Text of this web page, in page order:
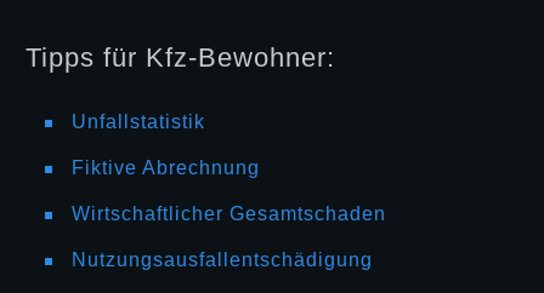
Tipps für Kfz-Bewohner:
Unfallstatistik
Fiktive Abrechnung
Wirtschaftlicher Gesamtschaden
Nutzungsausfallentschädigung